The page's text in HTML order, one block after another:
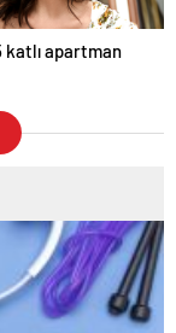
katlı apartman